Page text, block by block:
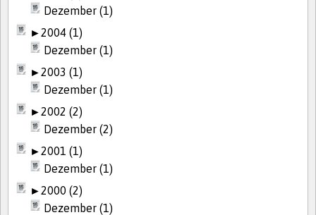
Dezember (1)
►2004 (1)
Dezember (1)
►2003 (1)
Dezember (1)
►2002 (2)
Dezember (2)
►2001 (1)
Dezember (1)
►2000 (2)
Dezember (1)